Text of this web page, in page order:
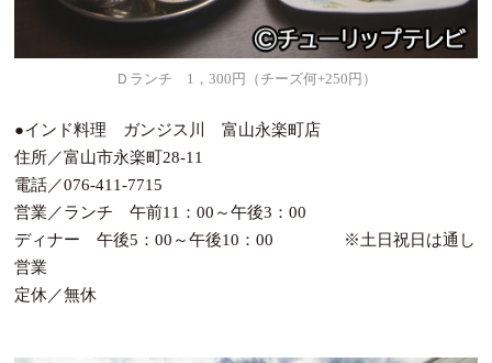
Ｄランチ 1，300円（チーズ何+250円）
●インド料理 ガンジス川 富山永楽町店
住所／富山市永楽町28-11
電話／076-411-7715
営業／ランチ 午前11：00～午後3：00
ディナー 午後5：00～午後10：00 ※土日祝日は通し
営業
定休／無休